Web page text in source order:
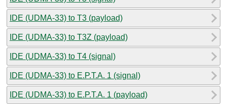
IDE (UDMA-33) to T3 (payload)
IDE (UDMA-33) to T3Z (payload)
IDE (UDMA-33) to T4 (signal)
IDE (UDMA-33) to E.P.T.A. 1 (signal)
IDE (UDMA-33) to E.P.T.A. 1 (payload)